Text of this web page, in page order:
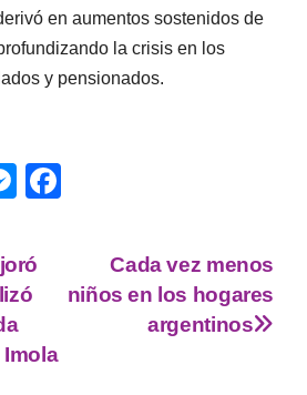
en aumentos sostenidos de
la crisis en los
y pensionados.
M
ss
e
n
g
e
Cada vez menos
niños en los hogares
argentinos